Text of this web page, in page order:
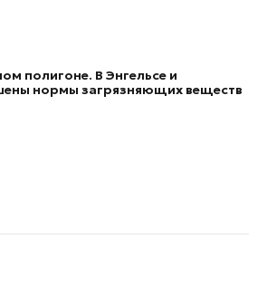
полигоне. В Энгельсе и
нормы загрязняющих веществ